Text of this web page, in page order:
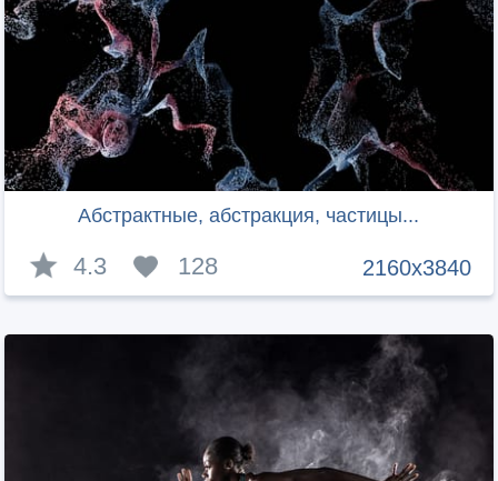
Абстрактные, абстракция, частицы...
2160x3840
4.3 128